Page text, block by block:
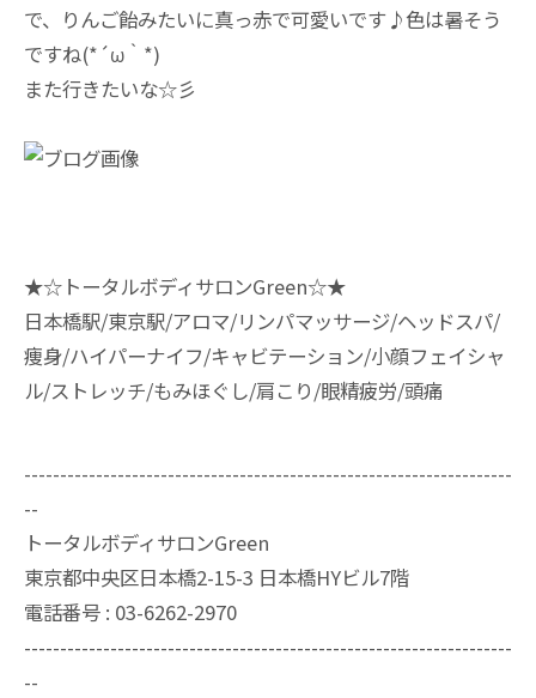
で、りんご飴みたいに真っ赤で可愛いです♪色は暑そう
ですね(*´ω｀*)
また行きたいな☆彡
★☆トータルボディサロンGreen☆★
日本橋駅/東京駅/アロマ/リンパマッサージ/ヘッドスパ/
痩身/ハイパーナイフ/キャビテーション/小顔フェイシャ
ル/ストレッチ/もみほぐし/肩こり/眼精疲労/頭痛
--------------------------------------------------------------------
--
トータルボディサロンGreen
東京都中央区日本橋2-15-3 日本橋HYビル7階
電話番号 : 03-6262-2970
--------------------------------------------------------------------
--